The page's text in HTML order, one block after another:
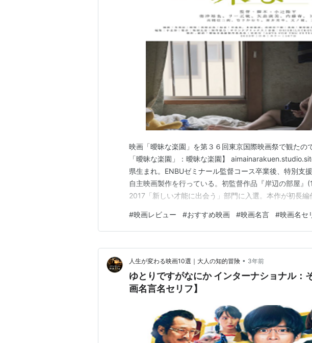
映画「曖昧な楽園」を第３６回東京国際映画祭で観たの
「曖昧な楽園」：曖昧な楽園】
県生まれ。ENBUゼミナール監督コース卒業後、特別支
自主映画製作を行っている。初監督作品『岸辺の部屋』
2017「新しい才能に出会う」部門に入選。本作が初長
の後フリーで映像制作や撮影部をしながら､近頃では劇伴
影､音楽…
#映画レビュー #おすすめ映画 #映画名言 #映画名セ
人生が変わる映画10選｜大人の知的冒険 • 3年前
ゆとりですがなにか インターナショナル：
画名言名セリフ】